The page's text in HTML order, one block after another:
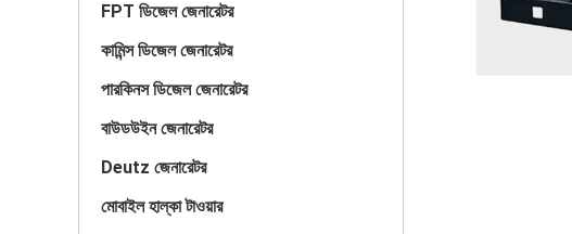
FPT ডিজেল জেনারেটর
কামিন্স ডিজেল জেনারেটর
পারকিনস ডিজেল জেনারেটর
বাউডউইন জেনারেটর
Deutz জেনারেটর
মোবাইল হাল্কা টাওয়ার